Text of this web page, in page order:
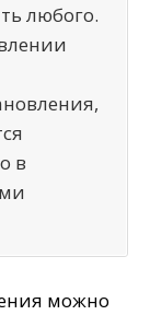
любого.
в
можно